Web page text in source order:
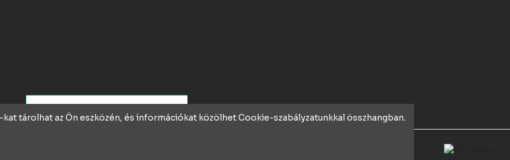
és szakértelmmel
tárolhat az Ön eszközén, és információkat közölhet Cookie-szabályzatunkkal összhangban.